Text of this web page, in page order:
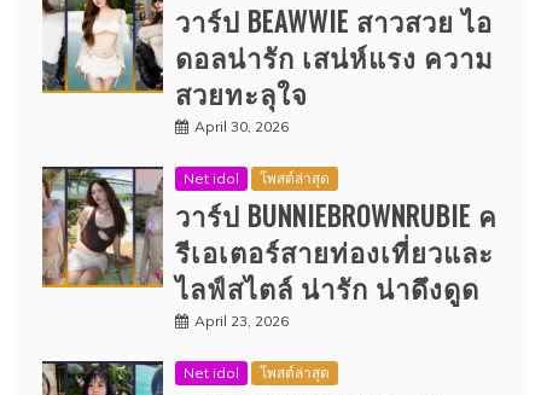
วาร์ป BEAWWIE สาวสวย ไอ
ดอลน่ารัก เสน่ห์แรง ความ
สวยทะลุใจ
April 30, 2026
Net idol โพสต์ล่าสุด
วาร์ป BUNNIEBROWNRUBIE ค
รีเอเตอร์สายท่องเที่ยวและ
ไลฟ์สไตล์ น่ารัก น่าดึงดูด
April 23, 2026
Net idol โพสต์ล่าสุด